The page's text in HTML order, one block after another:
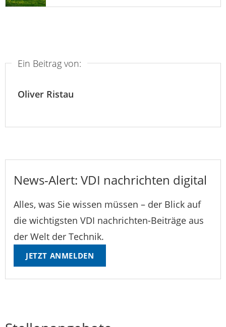
Ein Beitrag von:
Oliver Ristau
News-Alert: VDI nachrichten digital
Alles, was Sie wissen müssen – der Blick auf
die wichtigsten VDI nachrichten-Beiträge aus
der Welt der Technik.
JETZT ANMELDEN